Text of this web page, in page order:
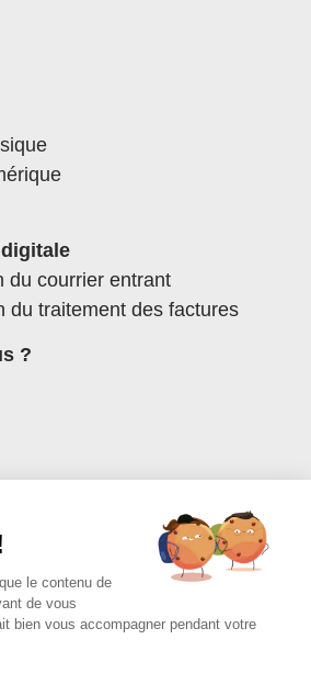
du courrier entrant
du traitement des factures
?
le contenu de
de vous
bien vous accompagner pendant votre